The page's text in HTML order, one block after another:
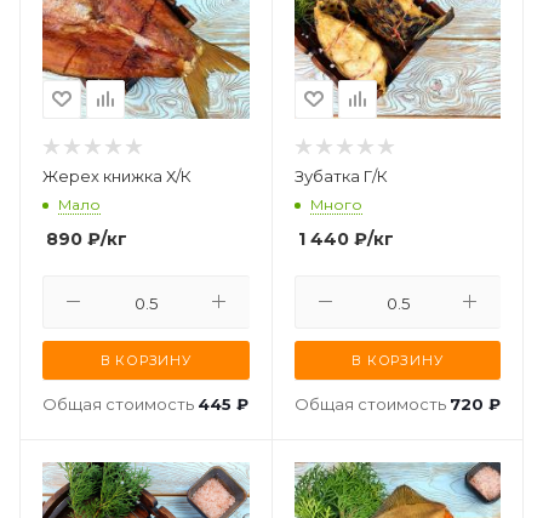
Жерех книжка Х/К
Мало
890 ₽/кг
В КОРЗИНУ
Общая стоимость 445 ₽
Зубатка Г/К
Много
1 440₽/кг
В КОРЗИНУ
Общая стоимость 720 ₽